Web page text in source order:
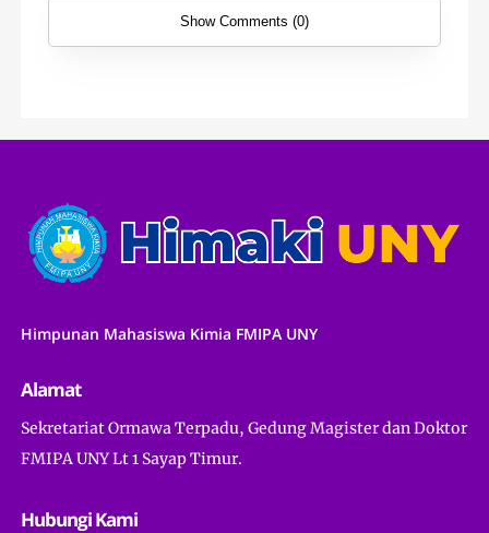
Show Comments (0)
Himpunan Mahasiswa Kimia FMIPA UNY
Alamat
Sekretariat Ormawa Terpadu, Gedung Magister dan Doktor
FMIPA UNY Lt 1 Sayap Timur.
Hubungi Kami